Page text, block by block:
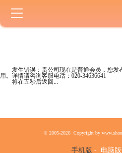
发生错误：贵公司现在是普通会员 ，您
用。详情请咨询客服电话： 020-34636641
将在五秒后返回...
© 2005-2026 Copyright by
手机版 - 电脑版